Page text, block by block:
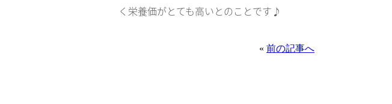
く栄養価がとても高いとのことです♪
« 前の記事へ